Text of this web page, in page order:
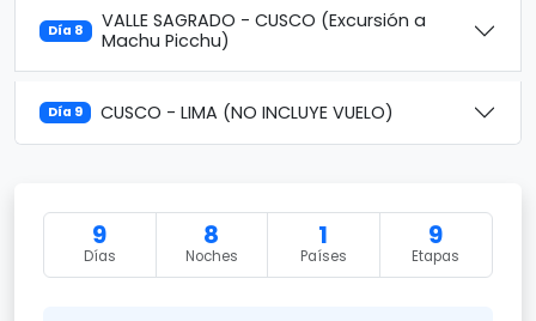
Día 8
VALLE SAGRADO - CUSCO (Excursión a
Machu Picchu)
Día 9 CUSCO - LIMA (NO INCLUYE VUELO)
9
Días
8
Noches
1
Países
9
Etapas